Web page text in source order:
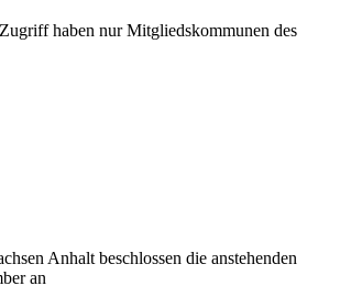
haben nur Mitgliedskommunen des
Anhalt beschlossen die anstehenden
an